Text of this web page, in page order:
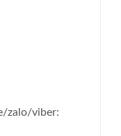
zalo/viber: